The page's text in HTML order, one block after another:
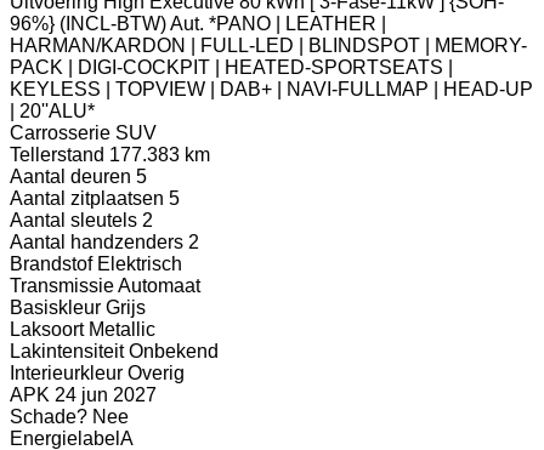
96%} (INCL-BTW) Aut. *PANO | LEATHER |
HARMAN/KARDON | FULL-LED | BLINDSPOT | MEMORY-
PACK | DIGI-COCKPIT | HEATED-SPORTSEATS |
KEYLESS | TOPVIEW | DAB+ | NAVI-FULLMAP | HEAD-UP
| 20''ALU*
Carrosserie SUV
Tellerstand 177.383 km
Aantal deuren 5
Aantal zitplaatsen 5
Aantal sleutels 2
Aantal handzenders 2
Brandstof Elektrisch
TransmissieAutomaat
Basiskleur Grijs
Laksoort Metallic
Lakintensiteit Onbekend
Interieurkleur Overig
APK 24 jun 2027
Schade? Nee
Energielabel A